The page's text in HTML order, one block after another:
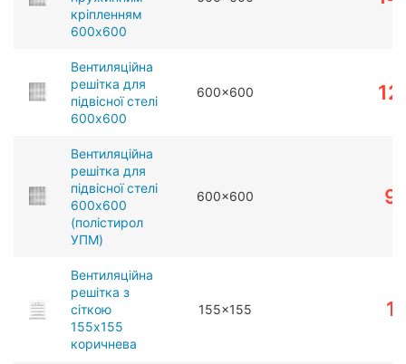
кріпленням
600x600
Вентиляційна
решітка для
підвісної стелі
600x600
600x600
Вентиляційна
решітка для
підвісної стелі
600x600
(полістирол
УПМ)
600x600
Вентиляційна
решітка з
сіткою
155x155
коричнева
155x155